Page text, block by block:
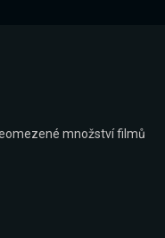
množství filmů